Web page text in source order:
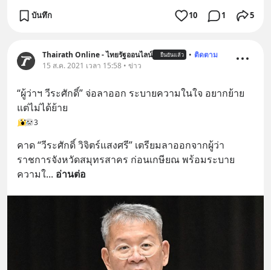
บันทึก 10 1 5
Thairath Online - ไทยรัฐออนไลน์ ยืนยันแล้ว • ติดตาม
15 ส.ค. 2021 เวลา 15:58 • ข่าว
“ผู้ว่าฯ วีระศักดิ์” จ่อลาออก ระบายความในใจ อยากย้าย
แต่ไม่ได้ย้าย
3
คาด “วีระศักดิ์ วิจิตร์แสงศรี” เตรียมลาออกจากผู้ว่า
ราชการจังหวัดสมุทรสาคร ก่อนเกษียณ พร้อมระบาย
ความใ... อ่านต่อ